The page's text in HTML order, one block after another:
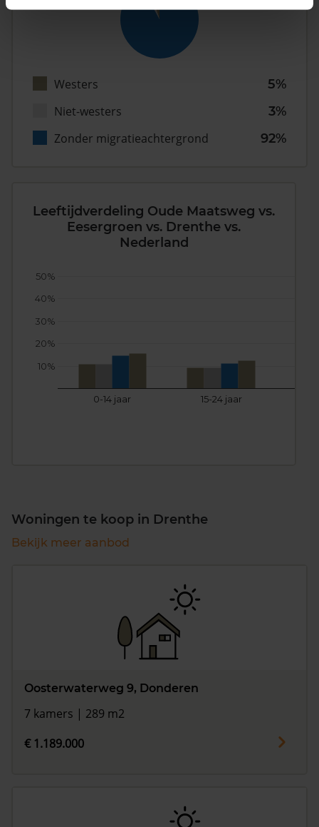
Westers
5%
Niet-westers
3%
Zonder migratieachtergrond
92%
Leeftijdverdeling Oude Maatsweg vs.
Eesergroen vs. Drenthe vs.
Nederland
0-14 jaar 15-24 jaar
10%
20%
30%
40%
50%
Woningen te koop in Drenthe
Bekijk meer aanbod
Oosterwaterweg 9, Donderen
7 kamers | 289 m2
€ 1.189.000